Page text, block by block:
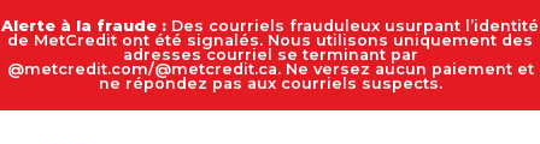
Alerte à la fraude : Des courriels frauduleux usurpant l’identité
de MetCredit ont été signalés. Nous utilisons uniquement des
adresses courriel se terminant par
@metcredit.com/@metcredit.ca. Ne versez aucun paiement et
ne répondez pas aux courriels suspects.